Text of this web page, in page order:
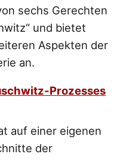
sechs Gerechten
und bietet
Aspekten der
an.
Prozesses
auf einer eigenen
der